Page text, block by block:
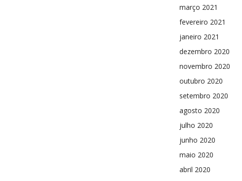
março 2021
fevereiro 2021
janeiro 2021
dezembro 2020
novembro 2020
outubro 2020
setembro 2020
agosto 2020
julho 2020
junho 2020
maio 2020
abril 2020